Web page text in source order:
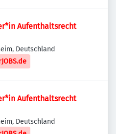
Aufenthaltsrecht
Deutschland
Aufenthaltsrecht
Deutschland